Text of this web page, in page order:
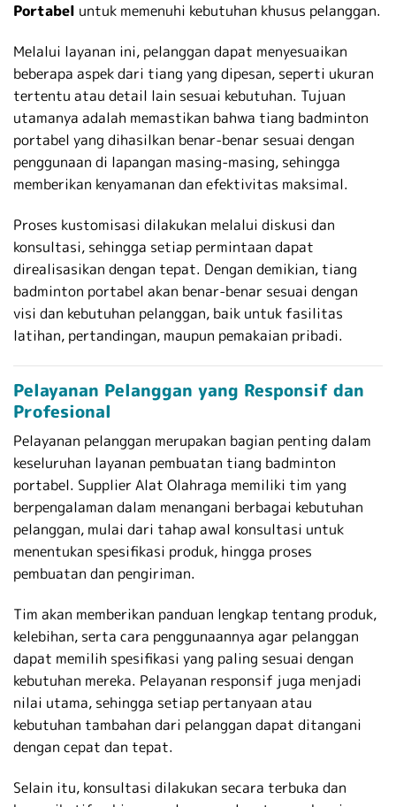
Portabel untuk memenuhi kebutuhan khusus pelanggan.
Melalui layanan ini, pelanggan dapat menyesuaikan
beberapa aspek dari tiang yang dipesan, seperti ukuran
tertentu atau detail lain sesuai kebutuhan. Tujuan
utamanya adalah memastikan bahwa tiang badminton
portabel yang dihasilkan benar-benar sesuai dengan
penggunaan di lapangan masing-masing, sehingga
memberikan kenyamanan dan efektivitas maksimal.
Proses kustomisasi dilakukan melalui diskusi dan
konsultasi, sehingga setiap permintaan dapat
direalisasikan dengan tepat. Dengan demikian, tiang
badminton portabel akan benar-benar sesuai dengan
visi dan kebutuhan pelanggan, baik untuk fasilitas
latihan, pertandingan, maupun pemakaian pribadi.
Pelayanan Pelanggan yang Responsif dan
Profesional
Pelayanan pelanggan merupakan bagian penting dalam
keseluruhan layanan pembuatan tiang badminton
portabel. Supplier Alat Olahraga memiliki tim yang
berpengalaman dalam menangani berbagai kebutuhan
pelanggan, mulai dari tahap awal konsultasi untuk
menentukan spesifikasi produk, hingga proses
pembuatan dan pengiriman.
Tim akan memberikan panduan lengkap tentang produk,
kelebihan, serta cara penggunaannya agar pelanggan
dapat memilih spesifikasi yang paling sesuai dengan
kebutuhan mereka. Pelayanan responsif juga menjadi
nilai utama, sehingga setiap pertanyaan atau
kebutuhan tambahan dari pelanggan dapat ditangani
dengan cepat dan tepat.
Selain itu, konsultasi dilakukan secara terbuka dan